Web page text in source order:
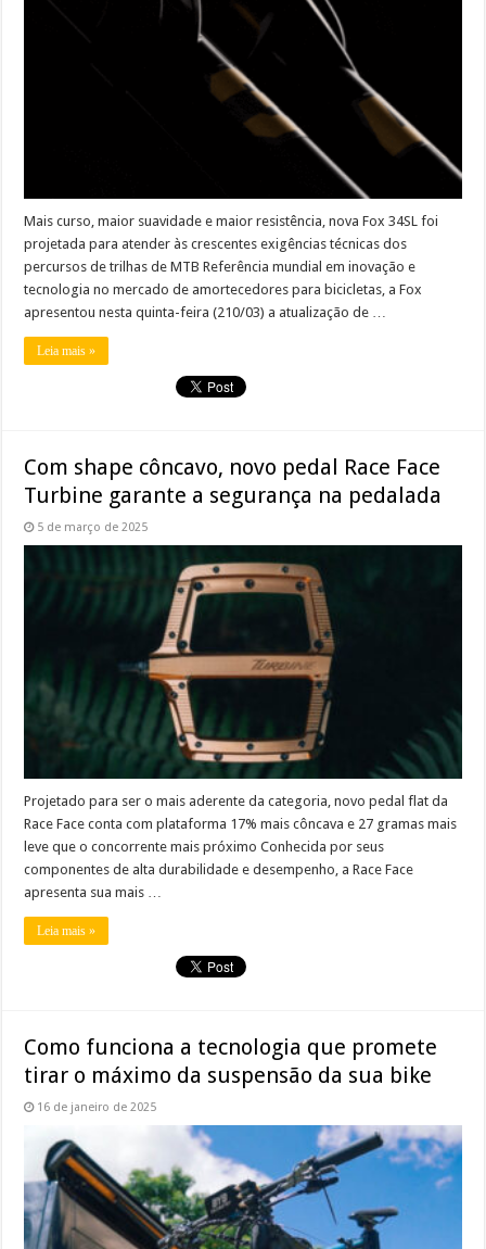
Mais curso, maior suavidade e maior resistência, nova Fox 34SL foi
projetada para atender às crescentes exigências técnicas dos
percursos de trilhas de MTB Referência mundial em inovação e
tecnologia no mercado de amortecedores para bicicletas, a Fox
apresentou nesta quinta-feira (210/03) a atualização de …
Leia mais »
Com shape côncavo, novo pedal Race Face
Turbine garante a segurança na pedalada
5 de março de 2025
Projetado para ser o mais aderente da categoria, novo pedal flat da
Race Face conta com plataforma 17% mais côncava e 27 gramas mais
leve que o concorrente mais próximo Conhecida por seus
componentes de alta durabilidade e desempenho, a Race Face
apresenta sua mais …
Leia mais »
Como funciona a tecnologia que promete
tirar o máximo da suspensão da sua bike
16 de janeiro de 2025